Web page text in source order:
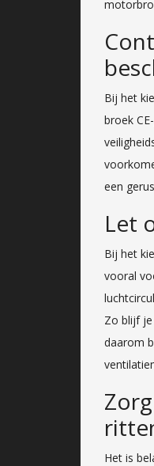
Bij het
broek
een
Let
Bij het
vooral
Zo blijf
daarom
Het is